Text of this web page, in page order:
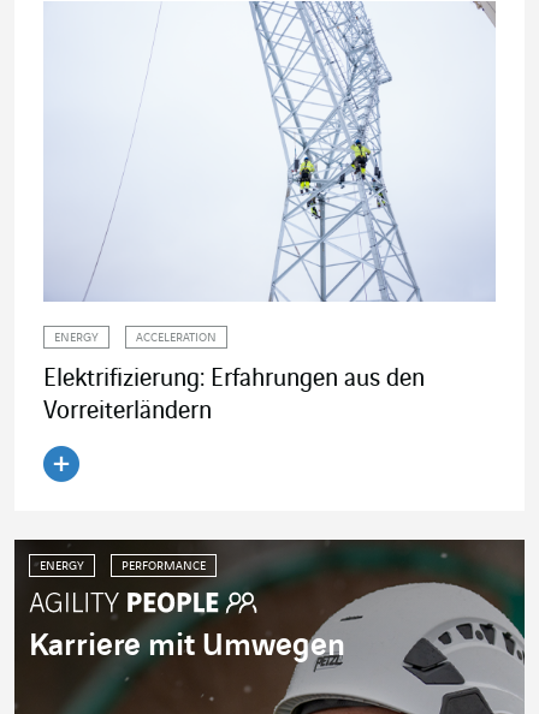
ENERGY ACCELERATION
Elektrifizierung: Erfahrungen aus den
Vorreiterländern
ENERGY PERFORMANCE
Karriere mit Umwegen